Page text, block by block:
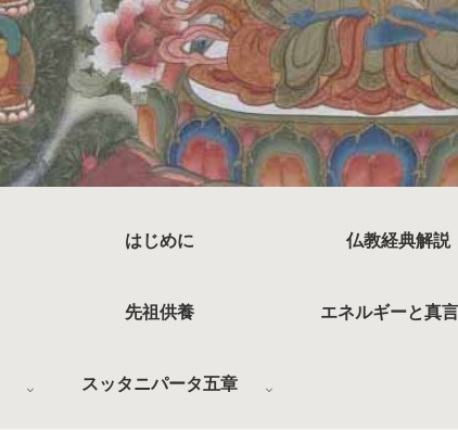
はじめに 仏教経典解説
先祖供養 エネルギーと真
スッタニパータ五章